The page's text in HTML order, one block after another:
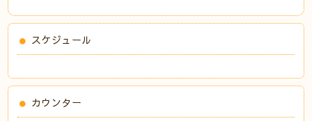
スケジュール
カウンター